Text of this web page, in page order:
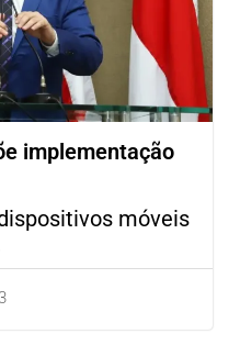
implementação
móveis